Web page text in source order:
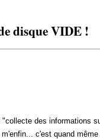
disque VIDE !
des informations
c'est quand